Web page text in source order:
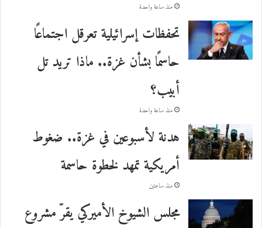
منذ ساعة واحدة
تحفظات إسرائيلية تعرقل اجتماعًا
حاسمًا بشأن غزة.. ماذا تريد تل
أبيب؟
منذ ساعة واحدة
هدنة لأسبوعين في غزة.. ضغوط
أمريكية تمهد لخطوة حاسمة
منذ ساعتين
مجلس الشيوخ الأميركي يقرّ مشروع